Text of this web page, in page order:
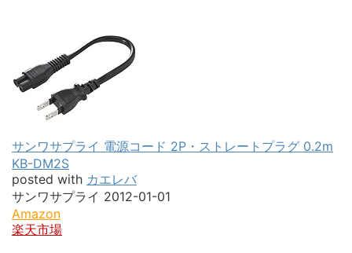
サンワサプライ 電源コード 2P・ストレートプラグ 0.2m
KB-DM2S
posted with カエレバ
サンワサプライ 2012-01-01
Amazon
楽天市場